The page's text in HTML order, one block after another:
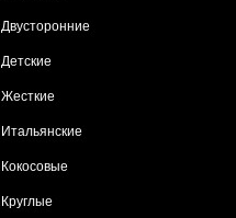
Двусторонние
Детские
Жесткие
Итальянские
Кокосовые
Круглые